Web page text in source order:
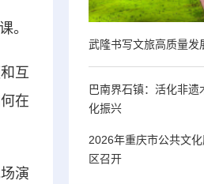
。
互
在
演
武隆书写文旅高质量发
巴南界石镇：活化非
化振兴
2026年重庆市公共文
区召开